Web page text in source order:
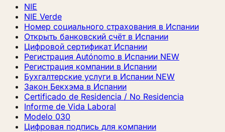
NIE
NIE Verde
Номер социального страхования в Испании
Открыть банковский счёт в Испании
Цифровой сертификат Испании
Регистрация Autónomo в Испании NEW
Регистрация компании в Испании
Бухгалтерские услуги в Испании NEW
Закон Бекхэма в Испании
Certificado de Residencia / No Residencia
Informe de Vida Laboral
Modelo 030
Цифровая подпись для компании